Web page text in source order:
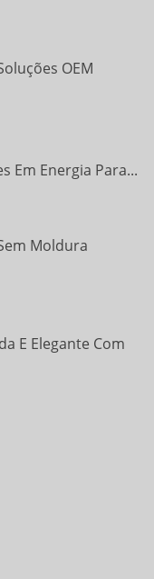
OEM
Em Energia Para...
Moldura
E Elegante Com